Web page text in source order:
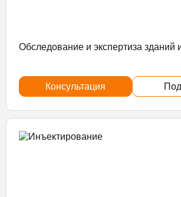
Обследование и экспертиза зданий
Консультация